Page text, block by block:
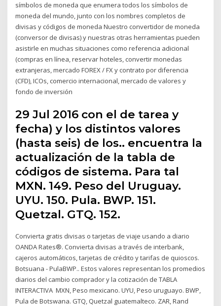
símbolos de moneda que enumera todos los símbolos de
moneda del mundo, junto con los nombres completos de
divisas y códigos de moneda Nuestro convertidor de moneda
(conversor de divisas) y nuestras otras herramientas pueden
asistirle en muchas situaciones como referencia adicional
(compras en línea, reservar hoteles, convertir monedas
extranjeras, mercado FOREX / FX y contrato por diferencia
(CFD), ICOs, comercio internacional, mercado de valores y
fondo de inversión
29 Jul 2016 con el de tarea y
fecha) y los distintos valores
(hasta seis) de los.. encuentra la
actualización de la tabla de
códigos de sistema. Para tal
MXN. 149. Peso del Uruguay.
UYU. 150. Pula. BWP. 151.
Quetzal. GTQ. 152.
Convierta gratis divisas o tarjetas de viaje usando a diario
OANDA Rates®. Convierta divisas a través de interbank,
cajeros automáticos, tarjetas de crédito y tarifas de quioscos.
Botsuana - PulaBWP.. Estos valores representan los promedios
diarios del cambio comprador y la cotización de TABLA
INTERACTIVA MXN, Peso mexicano. UYU, Peso uruguayo. BWP,
Pula de Botswana. GTQ, Quetzal guatemalteco. ZAR, Rand